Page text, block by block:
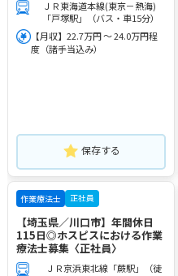
ＪＲ東海道本線(東京－熱海)
「戸塚駅」（バス・車15分）
【月収】22.7万円 ～ 24.0万円程
度（諸手当込み）
保存する
作業療法士 正社員
【埼玉県／川口市】年間休日
115日◎ホスピスにおける作業
療法士募集〈正社員〉
ＪＲ京浜東北線「蕨駅」（徒